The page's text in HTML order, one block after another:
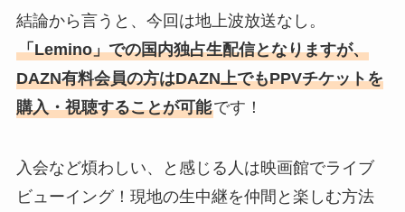
結論から言うと、今回は地上波放送なし。
「Lemino」での国内独占生配信となりますが、
DAZN有料会員の方はDAZN上でもPPVチケットを
購入・視聴することが可能です！
入会など煩わしい、と感じる人は映画館でライブ
ビューイング！現地の生中継を仲間と楽しむ方法